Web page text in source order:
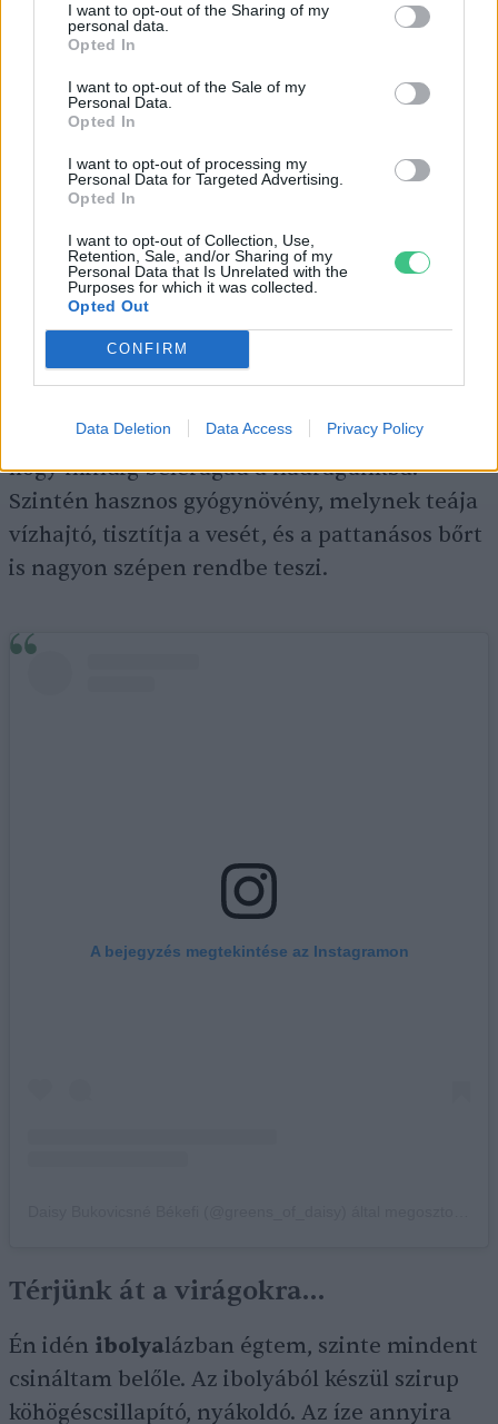
I want to opt-out of the Sharing of my
personal data.
Opted In
I want to opt-out of the Sale of my
Personal Data.
Opted In
I want to opt-out of processing my
Personal Data for Targeted Advertising.
Opted In
I want to opt-out of Collection, Use,
Retention, Sale, and/or Sharing of my
Personal Data that Is Unrelated with the
Purposes for which it was collected.
Opted Out
CONFIRM
Data Deletion Data Access Privacy Policy
Ott van még a
mindenki csinált csengettyűt gyerekként.
Egyébként a káposztafélék közé tartozik,
nyersen is fogyasztható, visszafogott
káposztaíze van. De ami fontos, hogy
formájában fogyasztva görcsoldó,
vérzéscsillapító, és enyhíti a menstruációs
fájdalmakat.
amely aprócska növény. Onnan lehet ismerős,
hogy mindig beleragad a nadrágunkba.
Szintén hasznos gyógynövény, melynek teája
vízhajtó, tisztítja a vesét, és a pattanásos bőrt
is nagyon szépen rendbe teszi.
A bejegyzés megtekintése az Instagramon
Térjünk át a virágokra…
Én idén ibolyalázban égtem, szinte mindent
csináltam belőle. Az ibolyából készül szirup
köhögéscsillapító, nyákoldó. Az íze annyira